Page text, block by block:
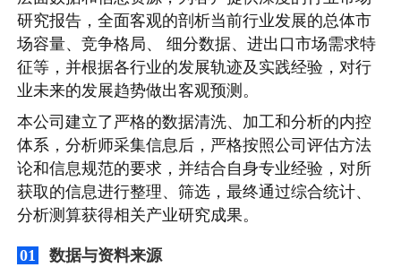
研究报告，全面客观的剖析当前行业发展的总体市
场容量、竞争格局、 细分数据、进出口市场需求特
征等，并根据各行业的发展轨迹及实践经验，对行
业未来的发展趋势做出客观预测。
本公司建立了严格的数据清洗、加工和分析的内控
体系，分析师采集信息后，严格按照公司评估方法
论和信息规范的要求，并结合自身专业经验，对所
获取的信息进行整理、筛选，最终通过综合统计、
分析测算获得相关产业研究成果。
01 数据与资料来源